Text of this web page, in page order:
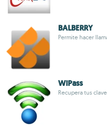
BALBERRY
Permite hacer
WiPass
Recupera tus